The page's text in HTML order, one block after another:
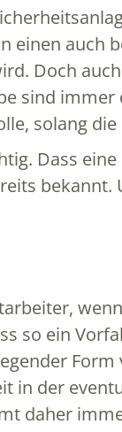
einen auch
Doch
sind
solang
Dass
bekannt.
so ein
in der
daher